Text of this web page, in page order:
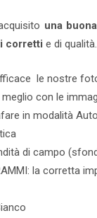
una
corretti e di qualità.
le nostre
con le
in modalità
di campo
la corretta